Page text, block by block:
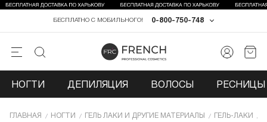
0-800-750-748
БЕСПЛАТНО С МОБИЛЬНОГО!
НОГТИ ДЕПИЛЯЦИЯ ВОЛОСЫ РЕСНИЦЫ
ГЛАВНАЯ НОГТИ ГЕЛЬ ЛАКИ И ДРУГИЕ МАТЕРИАЛЫ ГЕЛЬ-ЛАКИ